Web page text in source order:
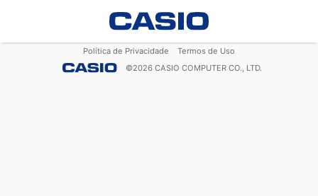
Política de Privacidade
Termos de Uso
©2026 CASIO COMPUTER CO., LTD.